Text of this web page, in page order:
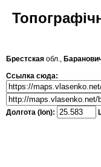
Брестская обл.,
Ссылка сюда:
Долгота (lon):